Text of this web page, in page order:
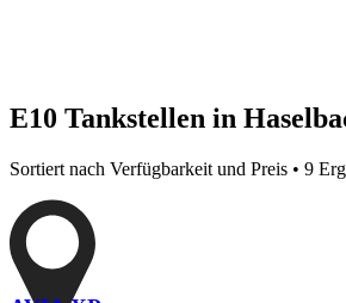
E10 Tankstellen in
Sortiert nach Verfügbarkeit und Preis • 9